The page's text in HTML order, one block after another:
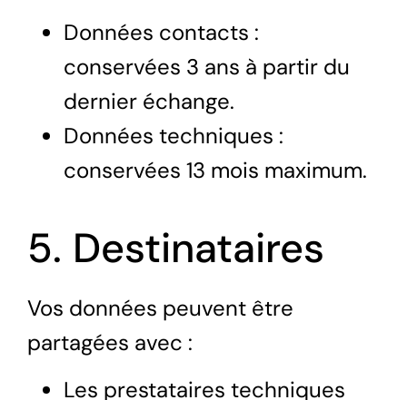
Données contacts :
conservées 3 ans à partir du
dernier échange.
Données techniques :
conservées 13 mois maximum.
5. Destinataires
Vos données peuvent être
partagées avec :
Les prestataires techniques